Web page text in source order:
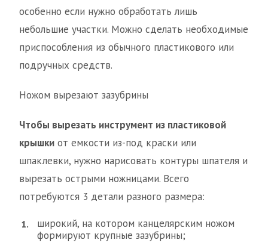
особенно если нужно обработать лишь
небольшие участки. Можно сделать необходимые
приспособления из обычного пластикового или
подручных средств.
Ножом вырезают зазубрины
Чтобы вырезать инструмент из пластиковой
крышки от емкости из-под краски или
шпаклевки, нужно нарисовать контуры шпателя и
вырезать острыми ножницами. Всего
потребуются 3 детали разного размера:
широкий, на котором канцелярским ножом
формируют крупные зазубрины;